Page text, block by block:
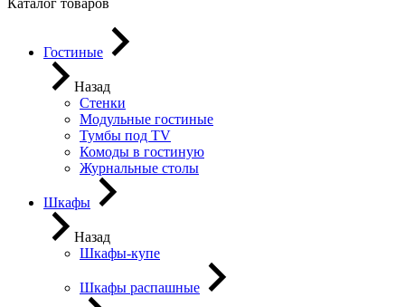
Гостиные
Назад
Стенки
Модульные гостиные
Тумбы под ТV
Комоды в гостиную
Журнальные столы
Шкафы
Назад
Шкафы-купе
Шкафы распашные